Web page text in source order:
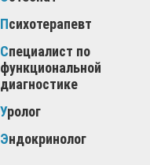
Психотерапевт
Специалист по
функциональной
диагностике
Уролог
Эндокринолог